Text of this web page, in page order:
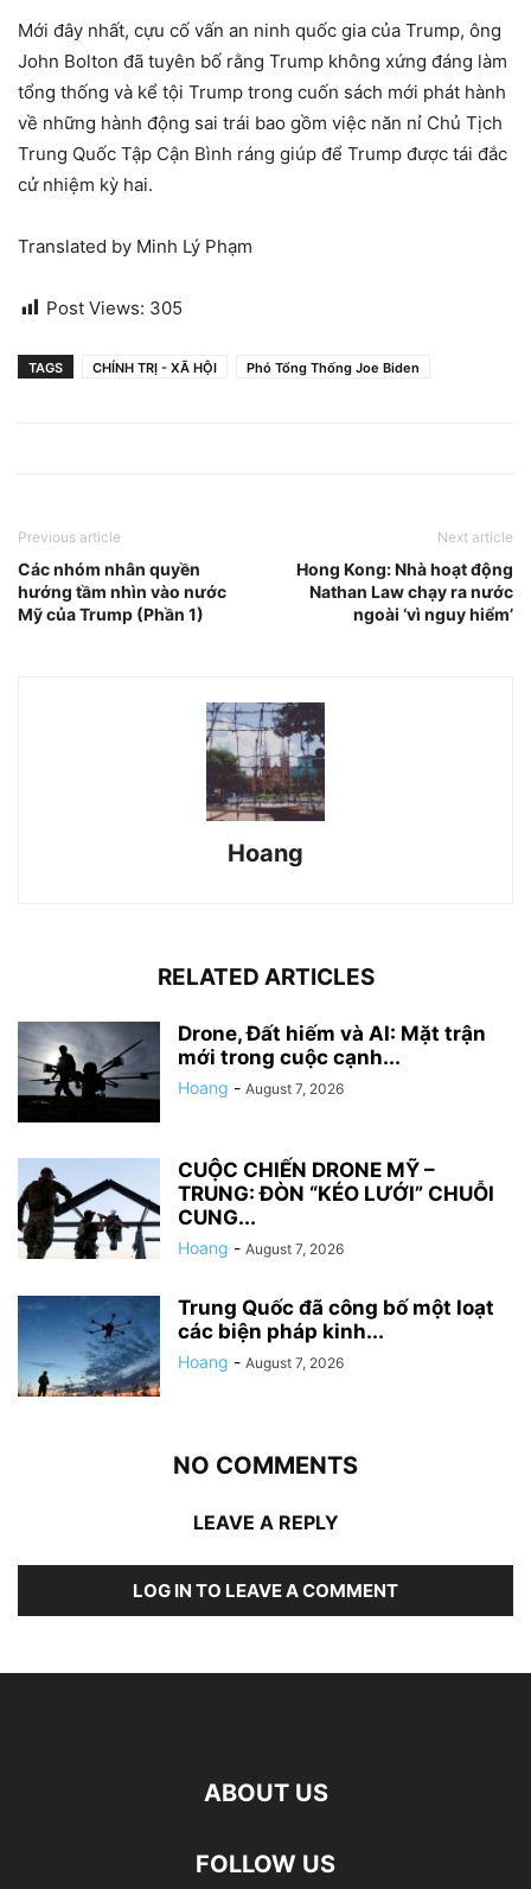
Mới đây nhất, cựu cố vấn an ninh quốc gia của Trump, ông
John Bolton đã tuyên bố rằng Trump không xứng đáng làm
tổng thống và kể tội Trump trong cuốn sách mới phát hành
về những hành động sai trái bao gồm việc năn nỉ Chủ Tịch
Trung Quốc Tập Cận Bình ráng giúp để Trump được tái đắc
cử nhiệm kỳ hai.
Translated by Minh Lý Phạm
Post Views: 305
TAGS CHÍNH TRỊ - XÃ HỘI Phó Tổng Thống Joe Biden
Previous article
Các nhóm nhân quyền
hướng tầm nhìn vào nước
Mỹ của Trump (Phần 1)
Next article
Hong Kong: Nhà hoạt động
Nathan Law chạy ra nước
ngoài ‘vì nguy hiểm’
Hoang
RELATED ARTICLES
Drone, Đất hiếm và AI: Mặt trận
mới trong cuộc cạnh...
Hoang - August 7, 2026
CUỘC CHIẾN DRONE MỸ –
TRUNG: ĐÒN “KÉO LƯỚI” CHUỖI
CUNG...
Hoang - August 7, 2026
Trung Quốc đã công bố một loạt
các biện pháp kinh...
Hoang - August 7, 2026
NO COMMENTS
LEAVE A REPLY
LOG IN TO LEAVE A COMMENT
ABOUT US
FOLLOW US